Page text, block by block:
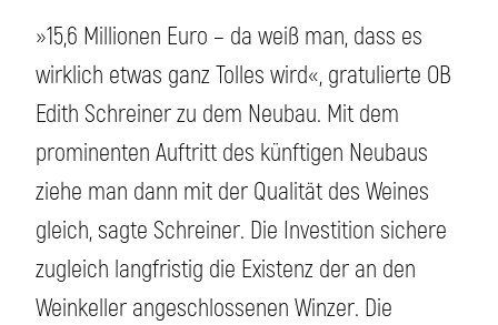
»15,6 Millionen Euro – da weiß man, dass es
wirklich etwas ganz Tolles wird«, gratulierte OB
Edith Schreiner zu dem Neubau. Mit dem
prominenten Auftritt des künftigen Neubaus
ziehe man dann mit der Qualität des Weines
gleich, sagte Schreiner. Die Investition sichere
zugleich langfristig die Existenz der an den
Weinkeller angeschlossenen Winzer. Die